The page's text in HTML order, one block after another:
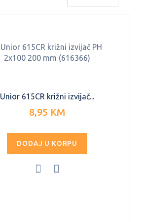
Unior 615CR križni izvijač...
8,95 KM
DODAJ U KORPU